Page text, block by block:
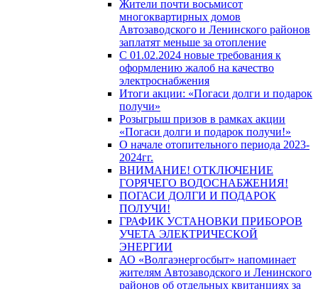
Жители почти восьмисот
многоквартирных домов
Автозаводского и Ленинского районов
заплатят меньше за отопление
С 01.02.2024 новые требования к
оформлению жалоб на качество
электроснабжения
Итоги акции: «Погаси долги и подарок
получи»
Розыгрыш призов в рамках акции
«Погаси долги и подарок получи!»
О начале отопительного периода 2023-
2024гг.
ВНИМАНИЕ! ОТКЛЮЧЕНИЕ
ГОРЯЧЕГО ВОДОСНАБЖЕНИЯ!
ПОГАСИ ДОЛГИ И ПОДАРОК
ПОЛУЧИ!
ГРАФИК УСТАНОВКИ ПРИБОРОВ
УЧЕТА ЭЛЕКТРИЧЕСКОЙ
ЭНЕРГИИ
АО «Волгаэнергосбыт» напоминает
жителям Автозаводского и Ленинского
районов об отдельных квитанциях за